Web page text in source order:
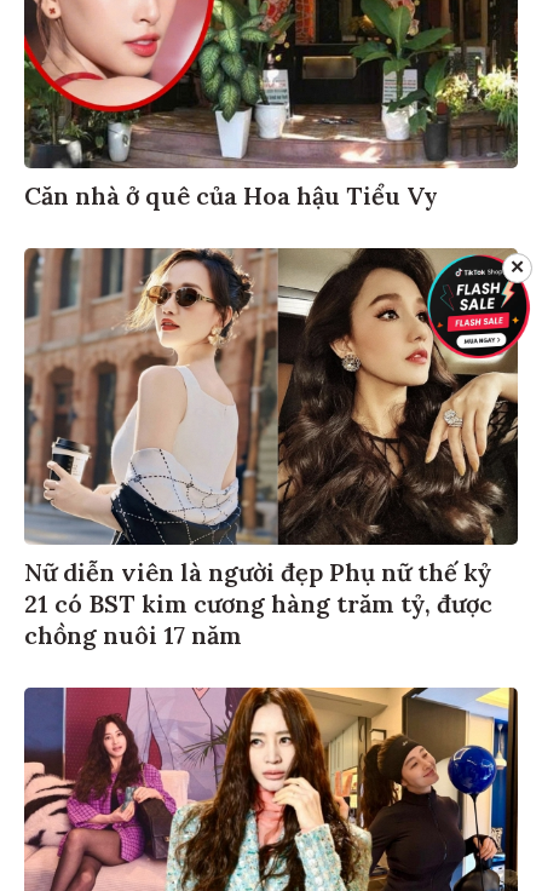
Căn nhà ở quê của Hoa hậu Tiểu Vy
Nữ diễn viên là người đẹp Phụ nữ thế kỷ
21 có BST kim cương hàng trăm tỷ, được
chồng nuôi 17 năm
✕